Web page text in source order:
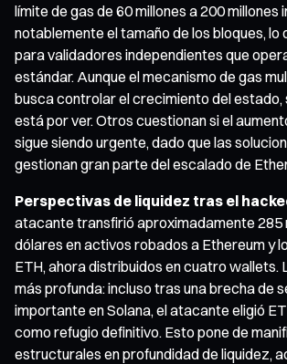
límite de gas de 60 millones a 200
notablemente el tamaño de los bloques, lo
para validadores independientes que
estándar. Aunque el mecanismo de gas
busca controlar el crecimiento del estado,
está por ver. Otros cuestionan si el
sigue siendo urgente, dado que las
gestionan gran parte del escalado de
Perspectivas de liquidez tras el
atacante transfirió aproximadamente 285
dólares en activos robados a Ethereum y
ETH, ahora distribuidos en cuatro wallets.
más profunda: incluso tras una brecha de
importante en Solana, el atacante eligió
como refugio definitivo. Esto pone de
estructurales en profundidad de liquidez,